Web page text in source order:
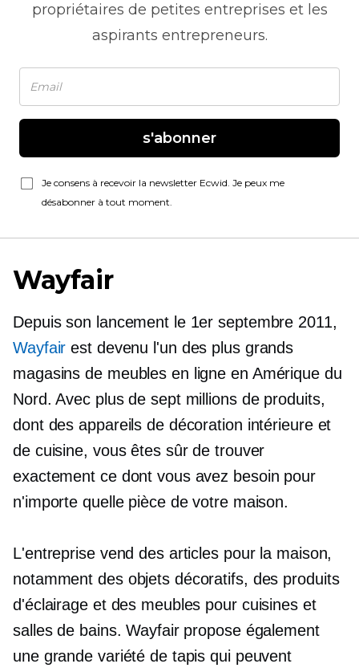
propriétaires de petites entreprises et les
aspirants entrepreneurs.
s'abonner
Je consens à recevoir la newsletter Ecwid. Je peux me
désabonner à tout moment.
Wayfair
Depuis son lancement le 1er septembre 2011,
Wayfair est devenu l'un des plus grands
magasins de meubles en ligne en Amérique du
Nord. Avec plus de sept millions de produits,
dont des appareils de décoration intérieure et
de cuisine, vous êtes sûr de trouver
exactement ce dont vous avez besoin pour
n'importe quelle pièce de votre maison.
L'entreprise vend des articles pour la maison,
notamment des objets décoratifs, des produits
d'éclairage et des meubles pour cuisines et
salles de bains. Wayfair propose également
une grande variété de tapis qui peuvent